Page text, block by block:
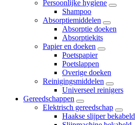
Persoonlijke hygiene
Shampoo
Absorptiemiddelen
Absorptie doeken
Absorptiekits
Papier en doeken
Poetspapier
Poetslappen
Overige doeken
Reinigingsmiddelen
Universeel reinigers
Gereedschappen
Elektrisch gereedschap
Haakse slijper bekabeld